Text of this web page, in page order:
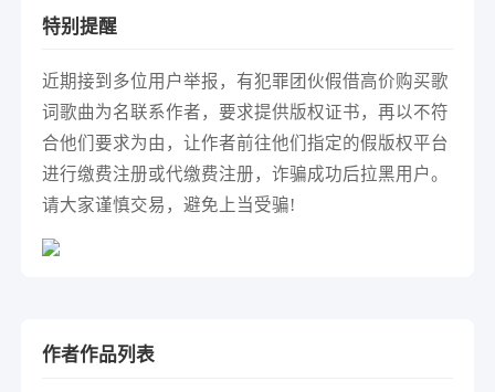
特别提醒
近期接到多位用户举报，有犯罪团伙假借高价购买歌
词歌曲为名联系作者，要求提供版权证书，再以不符
合他们要求为由，让作者前往他们指定的假版权平台
进行缴费注册或代缴费注册，诈骗成功后拉黑用户。
请大家谨慎交易，避免上当受骗!
作者作品列表